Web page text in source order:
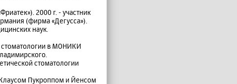
2000 г. - участник
(фирма «Дегусса»).
наук.
в МОНИКИ
стоматологии
Пукроппом и Йенсом